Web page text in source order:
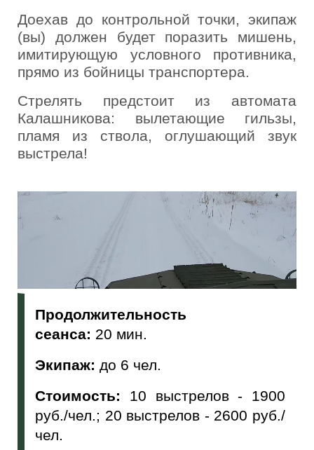
Доехав до контрольной точки, экипаж
(вы) должен будет поразить мишень,
имитирующую условного противника,
прямо из бойницы транспортера.
Стрелять предстоит из автомата
Калашникова: вылетающие гильзы,
пламя из ствола, оглушающий звук
выстрела!
Продолжительность
сеанса: 20 мин.
Экипаж: до 6 чел.
Стоимость: 10 выстрелов - 1900
руб./чел.; 20 выстрелов - 2600 руб./
чел.